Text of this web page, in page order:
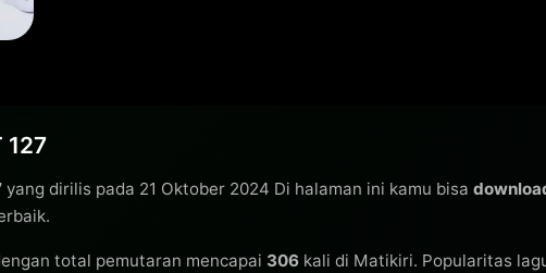
127
yang dirilis pada 21 Oktober 2024 Di halaman ini kamu bisa
total pemutaran mencapai 306 kali di Matikiri. Popularitas